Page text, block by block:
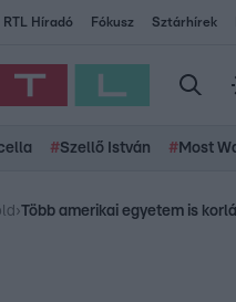
RTL Híradó Fókusz Sztárhírek
#Szellő István # Most
›Több amerikai egyetem is